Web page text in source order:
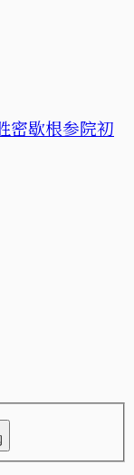
密歇根参院初